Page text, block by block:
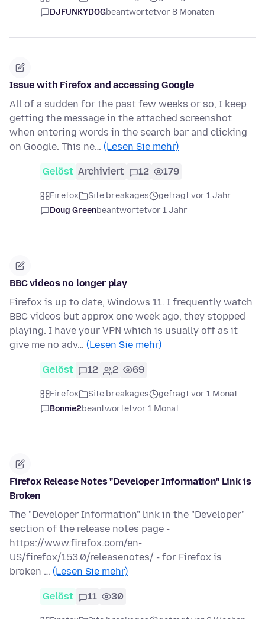
DJFUNKYDOGbeantwortetvor 8 Monaten
Issue with Firefox and accessing Google
All of a sudden for the past few weeks or so, I keep
getting the message in the attached screenshot
when entering words in the search bar and clicking
on Google. This ne… (Lesen Sie mehr)
Gelöst Archiviert 12 179
Firefox Site breakages
gefragt vor 1 Jahr
Doug Greenbeantwortetvor 1 Jahr
BBC videos no longer play
Firefox is up to date, Windows 11. I frequently watch
BBC videos but approx one week ago, they stopped
playing. I have your VPN which is usually off as it
give me no adv… (Lesen Sie mehr)
Gelöst 12 2 69
Firefox Site breakages
gefragt vor 1 Monat
Bonnie2beantwortetvor 1 Monat
Firefox Release Notes "Developer Information" Link is
Broken
The "Developer Information" link in the "Developer"
section of the release notes page -
https://www.firefox.com/en-
US/firefox/153.0/releasenotes/ - for Firefox is
broken … (Lesen Sie mehr)
Gelöst 11 30